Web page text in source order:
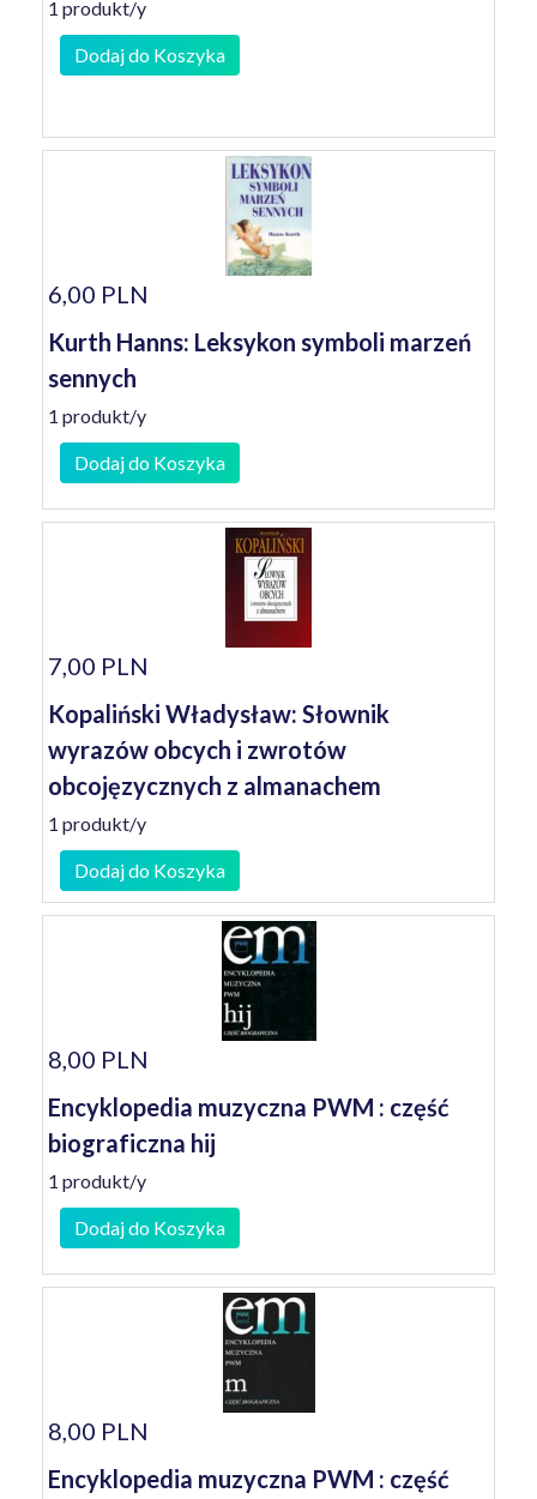
1 produkt/y
Dodaj do Koszyka
6,00 PLN
Kurth Hanns: Leksykon symboli marzeń
sennych
1 produkt/y
Dodaj do Koszyka
7,00 PLN
Kopaliński Władysław: Słownik
wyrazów obcych i zwrotów
obcojęzycznych z almanachem
1 produkt/y
Dodaj do Koszyka
8,00 PLN
Encyklopedia muzyczna PWM : część
biograficzna hij
1 produkt/y
Dodaj do Koszyka
8,00 PLN
Encyklopedia muzyczna PWM : część